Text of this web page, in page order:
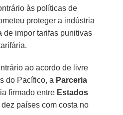
às políticas de
proteger a indústria
de impor tarifas punitivas
ao acordo de livre
do Pacífico, a Parceria
firmado entre Estados
países com costa no